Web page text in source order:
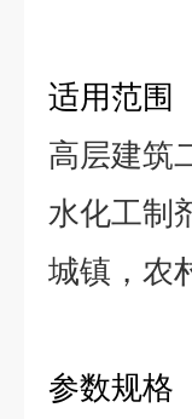
适用范围
高层建筑
水化工制
城镇，农
参数规格